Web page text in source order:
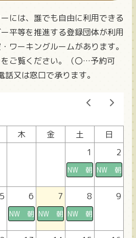
には、誰でも自由に利用できる
平等を推進する登録団体が利用
ワーキングルームがあります。
ご覧ください。（〇…予約可
又は窓口で承ります。
木 金 土
日
1
NW 朝〇 昼〇 夜
2
NW 朝〇
5 6
NW 朝× 昼〇 夜〇
7
NW 朝〇 昼〇 夜〇
8
NW 朝〇 昼〇 夜
9